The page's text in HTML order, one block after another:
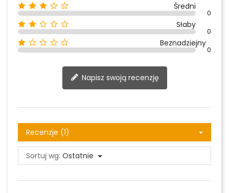
Średni
0
Słaby
0
Beznadziejny
0
Napisz swoją recenzję
Recenzje (1)
Sortuj wg: Ostatnie